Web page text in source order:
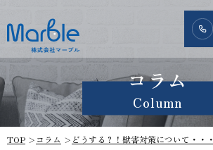
コラム
Column
TOP コラム どうする？！獣害対策について・・・